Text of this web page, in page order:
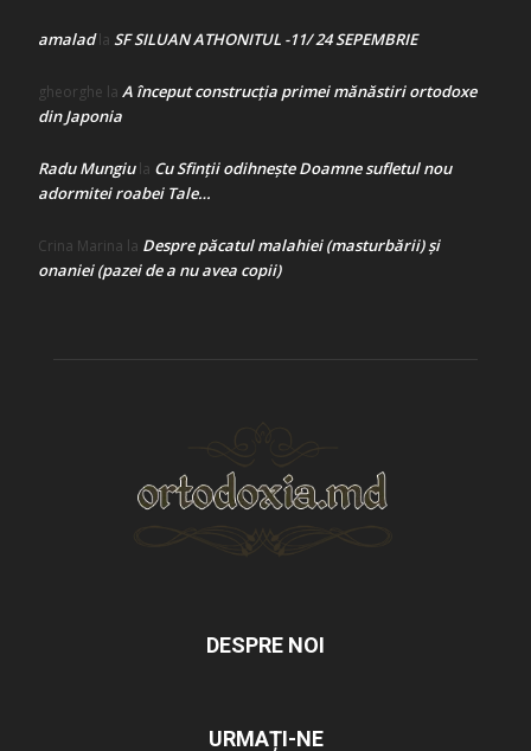
amaladla SF SILUAN ATHONITUL -11/ 24 SEPEMBRIE
gheorghe la A început construcţia primei mănăstiri ortodoxe
din Japonia
Radu Mungiula Cu Sfinții odihnește Doamne sufletul nou
adormitei roabei Tale…
Crina Marina la Despre păcatul malahiei (masturbării) şi
onaniei (pazei de a nu avea copii)
DESPRE NOI
URMAȚI-NE